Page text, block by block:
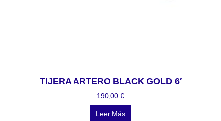
TIJERA ARTERO BLACK GOLD 6′
190,00 €
Leer Más